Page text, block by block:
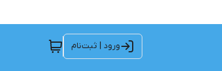
ورود | ثبت‌نام